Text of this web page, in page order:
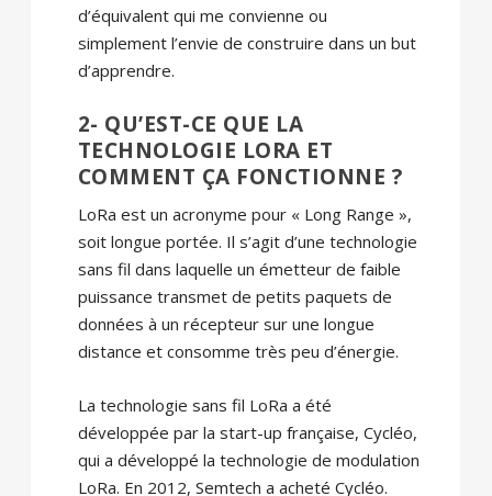
d’équivalent qui me convienne ou
simplement l’envie de construire dans un but
d’apprendre.
2- QU’EST-CE QUE LA
TECHNOLOGIE LORA ET
COMMENT ÇA FONCTIONNE ?
LoRa est un acronyme pour « Long Range »,
soit longue portée. Il s’agit d’une technologie
sans fil dans laquelle un émetteur de faible
puissance transmet de petits paquets de
données à un récepteur sur une longue
distance et consomme très peu d’énergie.
La technologie sans fil LoRa a été
développée par la start-up française, Cycléo,
qui a développé la technologie de modulation
LoRa. En 2012, Semtech a acheté Cycléo.